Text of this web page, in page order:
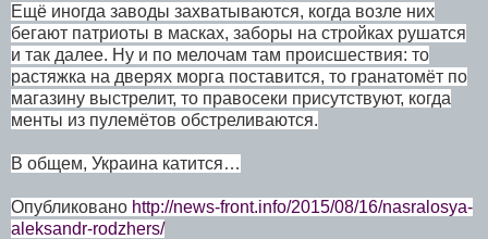
Ещё иногда заводы захватываются, когда возле них
бегают патриоты в масках, заборы на стройках рушатся
и так далее. Ну и по мелочам там происшествия: то
растяжка на дверях морга поставится, то гранатомёт по
магазину выстрелит, то правосеки присутствуют, когда
менты из пулемётов обстреливаются.
В общем, Украина катится…
Опубликовано http://news-front.info/2015/08/16/nasra losya-
aleksandr-rodzhers/